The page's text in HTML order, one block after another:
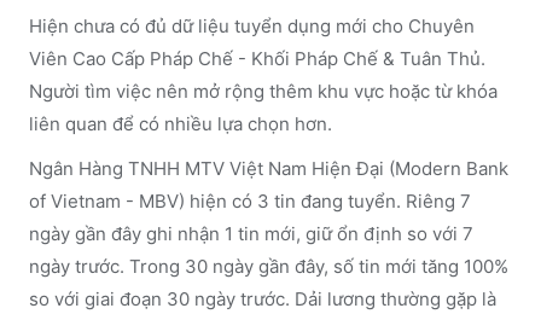
Hiện chưa có đủ dữ liệu tuyển dụng mới cho Chuyên
Viên Cao Cấp Pháp Chế - Khối Pháp Chế & Tuân Thủ.
Người tìm việc nên mở rộng thêm khu vực hoặc từ khóa
liên quan để có nhiều lựa chọn hơn.
Ngân Hàng TNHH MTV Việt Nam Hiện Đại (Modern Bank
of Vietnam - MBV) hiện có 3 tin đang tuyển. Riêng 7
ngày gần đây ghi nhận 1 tin mới, giữ ổn định so với 7
ngày trước. Trong 30 ngày gần đây, số tin mới tăng 100%
so với giai đoạn 30 ngày trước. Dải lương thường gặp là